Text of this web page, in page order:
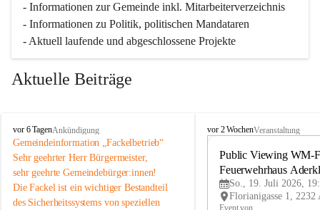
- Informationen zur Gemeinde inkl. Mitarbeiterverzeichnis
- Informationen zu Politik, politischen Mandataren
- Aktuell laufende und abgeschlossene Projekte
Aktuelle Beiträge
A
d
e
r
k
l
a
vor 6 TagenAnkündigung
Gemeindeinformation „Fackelbetrieb“
Sehr geehrter Herr Bürgermeister,
sehr geehrte Gemeindebürger:innen!
Die Fackel ist ein wichtiger Bestandteil
des Sicherheitssystems von speziellen
A
vor 2 WochenVeranstaltung
Public Viewing WM-
Feuerwehrhaus
So., 19. Juli 2026,
Event von